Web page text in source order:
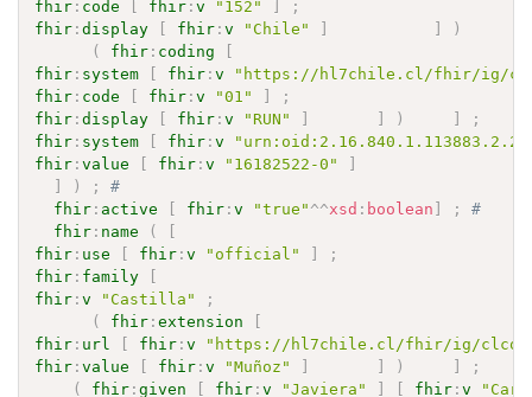
fhir : code [ fhir :v "152" ]
;
fhir :display [ fhir :v "Chile" ] ]
)
(
fhir : coding
[
fhir : system [ fhir :v
"https://hl7chile.cl/fhir/ig/
fhir : code [ fhir :v "01" ]
;
fhir :display [ fhir :v "RUN" ] ] ) ]
;
fhir : system [ fhir :v
fhir :value [ fhir :v "16182522-0"
]
]
) ;
#
fhir : active [ fhir :v "true" ^^xsd : boolean ] ;
#
fhir : name (
[
fhir : use [ fhir :v "official" ]
;
fhir : family
[
fhir :v "Castilla"
;
(
fhir :extension
[
fhir : url [ fhir :v
"https://hl7chile.cl/fhir/ig/clcore/
fhir :value [ fhir :v "Muñoz" ] ] ) ]
;
(
fhir :given [ fhir :v "Javiera" ] [ fhir :v